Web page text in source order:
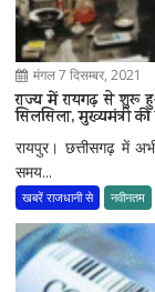
मंगल 7 दिसम्बर, 2021
राज्य में रायगढ़ से शुरू
सिलसिला, मुख्यमंत्री
रायपुर। छत्तीसगढ़ में
समय...
खबरें राजधानी से नवीनतम